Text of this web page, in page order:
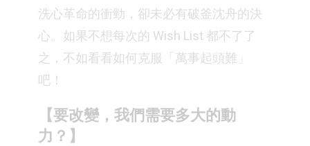
洗心革命的衝勁，卻未必有破釜沈舟的決
心。如果不想每次的 Wish List 都不了了
之，不如看看如何克服「萬事起頭難」
吧！
【要改變，我們需要多大的動
力？】